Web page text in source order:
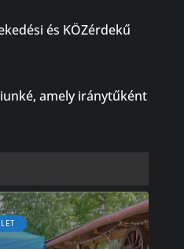
és KÖZérdekű
amely iránytűként